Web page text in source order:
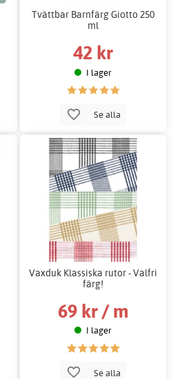
Tvättbar Barnfärg Giotto 250
ml
42 kr
I lager
Se alla
Vaxduk Klassiska rutor - Valfri
färg!
69 kr / m
I lager
Se alla